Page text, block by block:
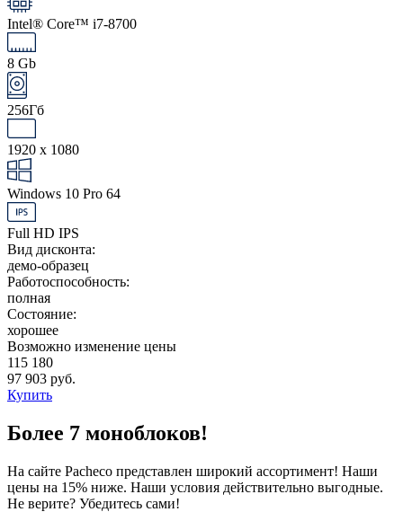
Intel® Core™ i7-8700
8 Gb
256Гб
1920 x 1080
Windows 10 Pro 64
Full HD IPS
Вид дисконта:
демо-образец
Работоспособность:
полная
Состояние:
хорошее
Возможно изменение цены
115 180
97 903 руб.
Купить
Более 7 моноблоков!
На сайте Pacheco представлен широкий ассортимент! Наши
цены на 15% ниже. Наши условия действительно выгодные.
Не верите? Убедитесь сами!